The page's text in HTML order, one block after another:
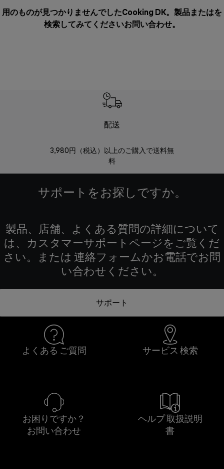
用のものが見つかりませんでしたCooking DK。製品またはを
検索してみてくださいお問い合わせ。
配送
3,980円（税込）以上のご購入で送料無
料
サポートをお探しですか。
製品、店舗、よくある質問の詳細について
は、カスタマーサポートページをご覧くだ
さい。または 連絡フォームかお電話でお問
い合わせください。
サポート
よくある ご質問 サービス 検索
お困りですか？
お問い合わせ
ヘルプ 取扱説明
書